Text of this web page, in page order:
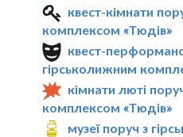
квест-кімнати
комплексом «Тюдів»
квест-
гірськолижним
кімнати люті
комплексом «Тюдів»
музеї поруч з